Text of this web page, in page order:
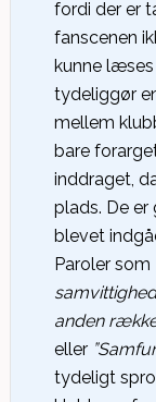
fordi der er
fanscenen
kunne
tydeliggør
mellem
bare
inddraget,
plads. De
blevet
Paroler som
anden
eller
tydeligt